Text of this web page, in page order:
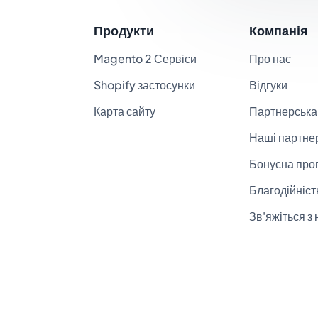
Продукти
Magento 2 Сервіси
Shopify застосунки
Карта сайту
Компанія
Про нас
Відгуки
Наші
Бонусна
Зв'яжіться з